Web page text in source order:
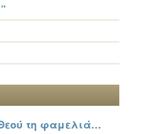
τη φαμελιά…